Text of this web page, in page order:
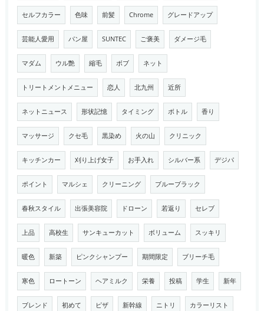
セルフカラー 色味 前髪 Chrome グレードアップ
芸能人愛用 パン屋 SUNTEC ご褒美 ダメージ毛
マダム ウル艶 縮毛 ボブ ネット
トリートメントメニュー 恋人 北九州 近所
ネットニュース 形状記憶 タイミング ボトル 香り
マッサージ クセ毛 黒染め 火の山 クリニック
キッチンカー 刈り上げ女子 お手入れ シルバー系 デジパ
ポイント マルシェ クリーニング ブルーブラック
春秋スタイル 出張美容院 ドローン 若返り セレブ
上品 高校生 サンキューカット ボリューム スッキリ
暖色 新築 ピンクシャンプー 期間限定 ブリーチ毛
寒色 ロートーン ヘアミルク 栄養 投稿 学生 新年
ブレンド 初めて ピザ 新幹線 ニトリ カラーリスト